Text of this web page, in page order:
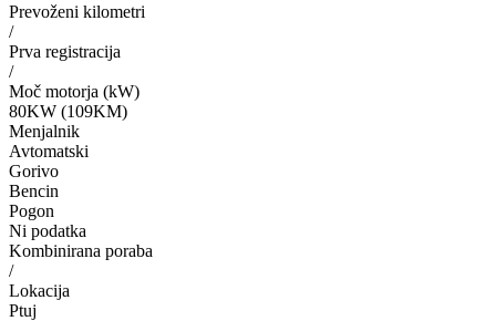
Prevoženi kilometri
/
Prva registracija
/
Moč motorja (kW)
80KW (109KM)
Menjalnik
Avtomatski
Gorivo
Bencin
Pogon
Ni podatka
Kombinirana poraba
/
Lokacija
Ptuj